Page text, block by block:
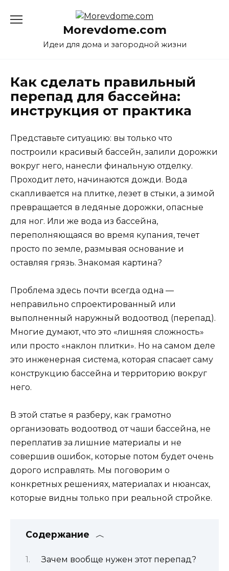
Morevdome.com
Идеи для дома и загородной жизни
Как сделать правильный
перепад для бассейна:
инструкция от практика
Представьте ситуацию: вы только что
построили красивый бассейн, залили дорожки
вокруг него, нанесли финальную отделку.
Проходит лето, начинаются дожди. Вода
скапливается на плитке, лезет в стыки, а зимой
превращается в ледяные дорожки, опасные
для ног. Или же вода из бассейна,
переполняющаяся во время купания, течет
просто по земле, размывая основание и
оставляя грязь. Знакомая картина?
Проблема здесь почти всегда одна —
неправильно спроектированный или
выполненный наружный водоотвод (перепад).
Многие думают, что это «лишняя сложность»
или просто «наклон плитки». Но на самом деле
это инженерная система, которая спасает саму
конструкцию бассейна и территорию вокруг
него.
В этой статье я разберу, как грамотно
организовать водоотвод от чаши бассейна, не
переплатив за лишние материалы и не
совершив ошибок, которые потом будет очень
дорого исправлять. Мы поговорим о
конкретных решениях, материалах и нюансах,
которые видны только при реальной стройке.
Содержание
Зачем вообще нужен этот перепад?